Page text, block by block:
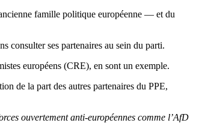
famille politique européenne — et du
consulter ses partenaires au sein du parti.
européens (CRE), en sont un exemple.
de la part des autres partenaires du PPE,
ouvertement anti-européennes comme l’AfD